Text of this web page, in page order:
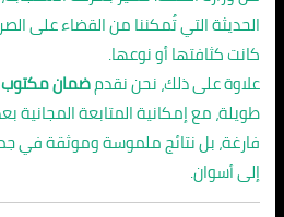
الحديثة التي تُمكننا من القضاء على
كانت كثافتها أو نوعها.
علاوة على ذلك، نحن نقدمضمان مكتوب
طويلة، مع إمكانية المتابعة المجانية
فارغة، بل نتائج ملموسة وموثقة في
إلى أسوان.